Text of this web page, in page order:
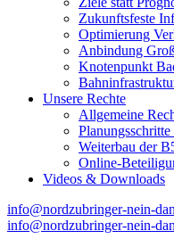
Zukunftsfeste
Optimierung
Anbindung
Knotenpunkt
Unsere Rechte
Allgemeine
Weiterbau der
Online-
Videos & Downloads
info@nordzubringer-nein-
info@nordzubringer-nein-